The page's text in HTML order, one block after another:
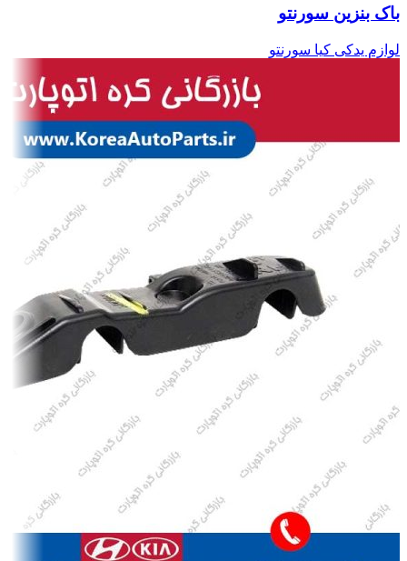
باک بنزین سورنتو
لوازم یدکی کیا سورنتو